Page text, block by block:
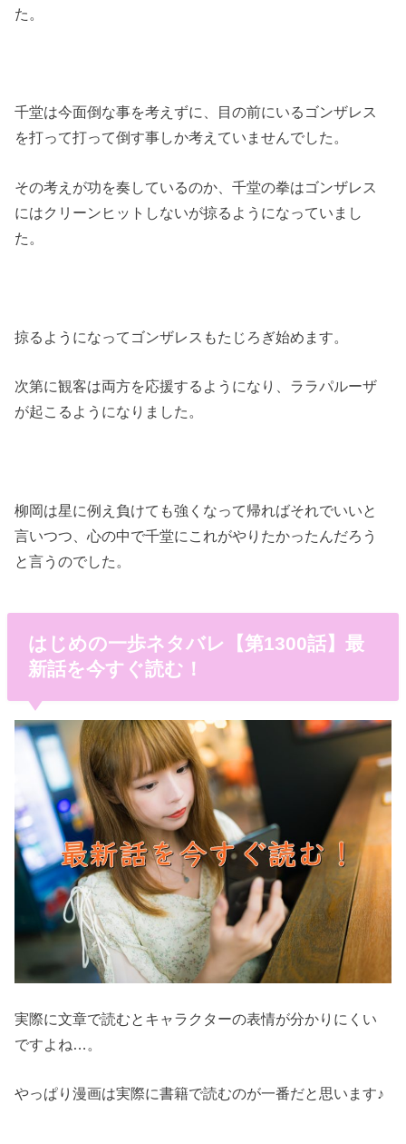
た。
千堂は今面倒な事を考えずに、目の前にいるゴンザレス
を打って打って倒す事しか考えていませんでした。
その考えが功を奏しているのか、千堂の拳はゴンザレス
にはクリーンヒットしないが掠るようになっていまし
た。
掠るようになってゴンザレスもたじろぎ始めます。
次第に観客は両方を応援するようになり、ララパルーザ
が起こるようになりました。
柳岡は星に例え負けても強くなって帰ればそれでいいと
言いつつ、心の中で千堂にこれがやりたかったんだろう
と言うのでした。
はじめの一歩ネタバレ【第1300話】最
新話を今すぐ読む！
実際に文章で読むとキャラクターの表情が分かりにくい
ですよね…。
やっぱり漫画は実際に書籍で読むのが一番だと思います♪